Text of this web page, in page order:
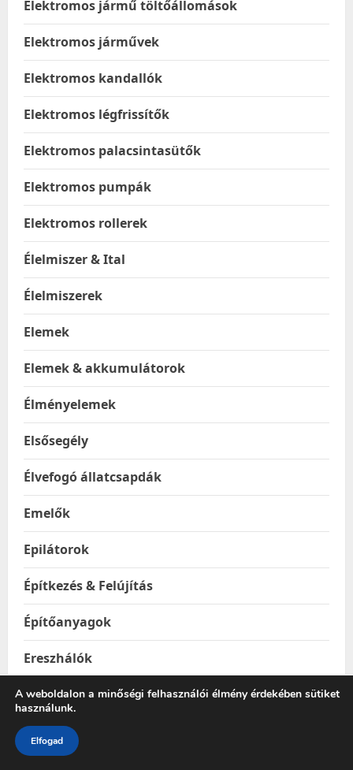
Elektromos jármű töltőállomások
Elektromos járművek
Elektromos kandallók
Elektromos légfrissítők
Elektromos palacsintasütők
Elektromos pumpák
Elektromos rollerek
Élelmiszer & Ital
Élelmiszerek
Elemek
Elemek & akkumulátorok
Élményelemek
Elsősegély
Élvefogó állatcsapdák
Emelők
Epilátorok
Építkezés & Felújítás
Építőanyagok
Ereszhálók
Esővízgyűjtő tartályok
Esőztetők és locsolók
A weboldalon a minőségi felhasználói élmény érdekében sütiket
használunk.
Elfogad